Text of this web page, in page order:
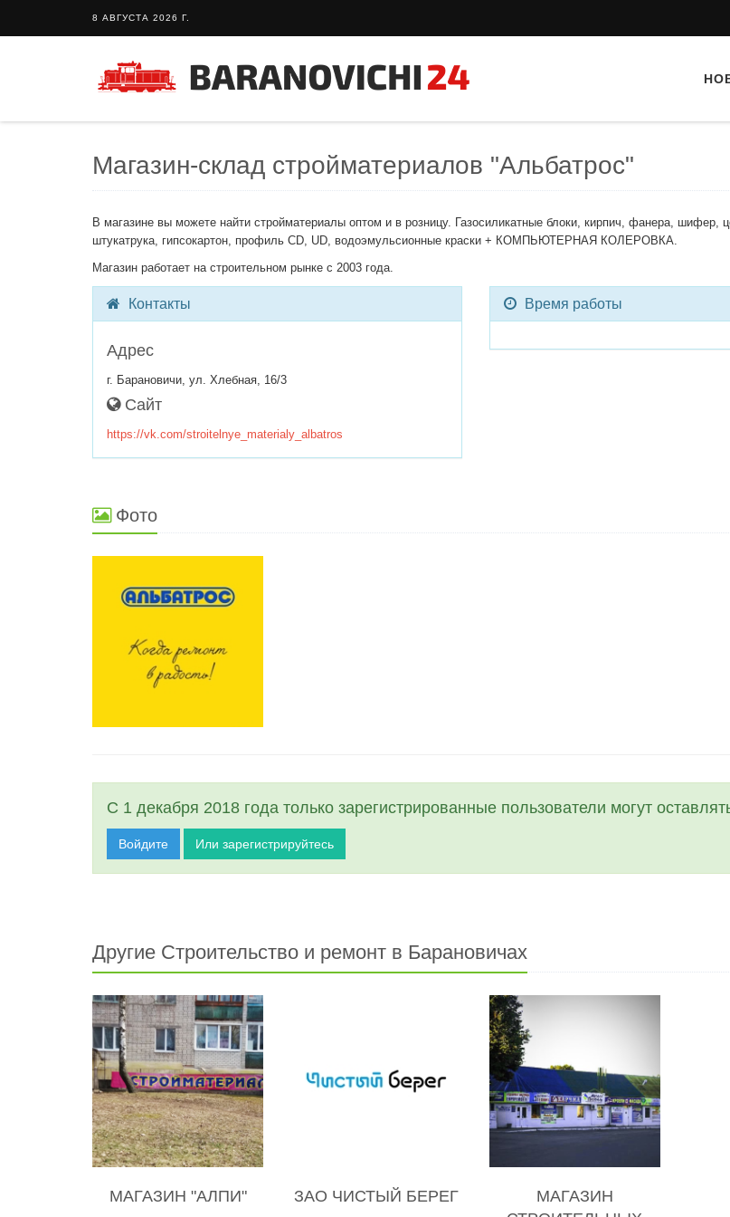
8 АВГУСТА 2026 Г.
Магазин-склад стройматериалов "Альбатрос"
В магазине вы можете найти стройматериалы оптом и в розницу. Газосиликатные блоки, кирпич, фанера, шифер,
штукатрука, гипсокартон, профиль CD, UD, водоэмульсионные краски + КОМПЬЮТЕРНАЯ КОЛЕРОВКА.
Магазин работает на строительном рынке с 2003 года.
Контакты
Адрес
г. Барановичи, ул. Хлебная, 16/3
Сайт
https://vk.com/stroitelnye_materialy_albatros
Время работы
Фото
С 1 декабря 2018 года только зарегистрированные пользователи могут
Войдите Или зарегистрируйтесь
Другие Строительство и ремонт в Барановичах
МАГАЗИН "АЛПИ" ЗАО ЧИСТЫЙ БЕРЕГ
МАГАЗИН
Тайный гость: кафе «Автограф» Тайный